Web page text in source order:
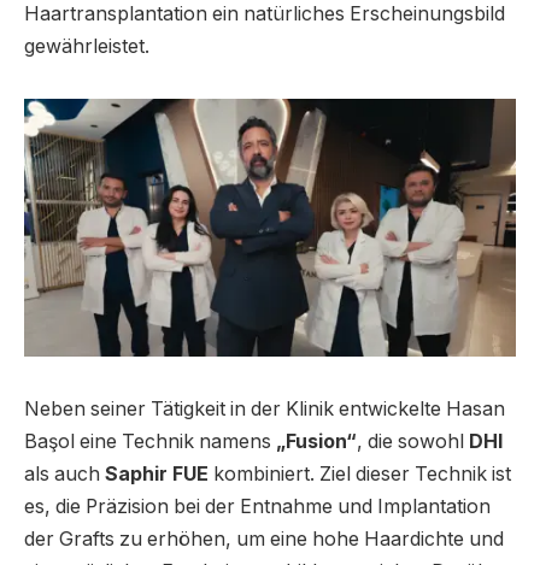
Haartransplantation ein natürliches Erscheinungsbild
gewährleistet.
Neben seiner Tätigkeit in der Klinik entwickelte Hasan
Başol eine Technik namens „Fusion“, die sowohl DHI
als auch Saphir FUE kombiniert. Ziel dieser Technik ist
es, die Präzision bei der Entnahme und Implantation
der Grafts zu erhöhen, um eine hohe Haardichte und